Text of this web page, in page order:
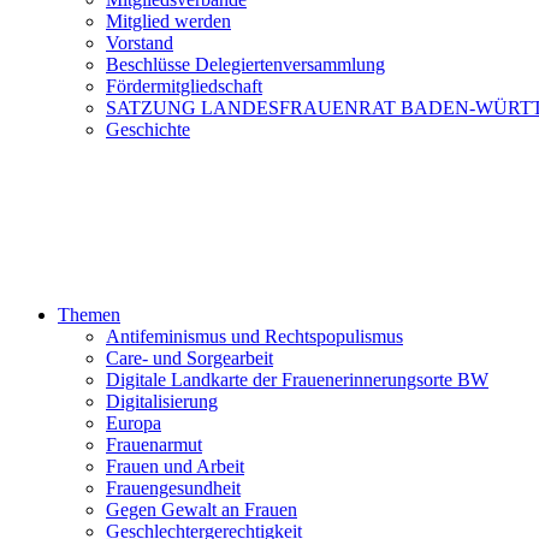
Mitglied werden
Vorstand
Beschlüsse Delegiertenversammlung
Fördermitgliedschaft
SATZUNG LANDESFRAUENRAT BADEN-
Geschichte
Themen
Antifeminismus und Rechtspopulismus
Care- und Sorgearbeit
Digitale Landkarte der Frauenerinnerungsorte BW
Digitalisierung
Europa
Frauenarmut
Frauen und Arbeit
Frauengesundheit
Gegen Gewalt an Frauen
Geschlechtergerechtigkeit